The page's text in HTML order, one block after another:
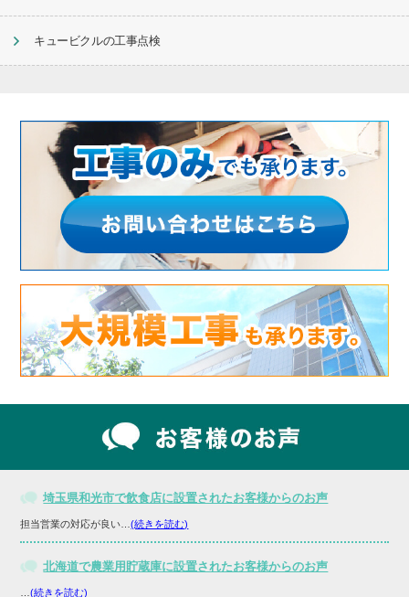
キュービクルの工事点検
埼玉県和光市で飲食店に設置されたお客様からのお声
担当営業の対応が良い…(続きを読む)
北海道で農業用貯蔵庫に設置されたお客様からのお声
…(続きを読む)